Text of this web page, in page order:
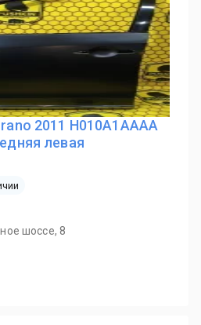
2011 H010A1AAAA
левая
шоссе, 8